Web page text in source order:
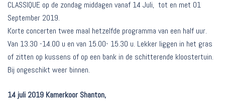
CLASSIQUE op de zondag middagen vanaf 14 Juli, tot en met 01
September 2019.
Korte concerten twee maal hetzelfde programma van een half uur.
Van 13.30 -14.00 u en van 15.00- 15.30 u. Lekker liggen in het gras
of zitten op kussens of op een bank in de schitterende kloostertuin.
Bij ongeschikt weer binnen.
14 juli 2019 Kamerkoor Shanton,